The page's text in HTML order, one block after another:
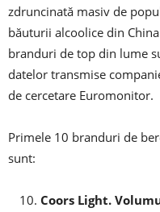
zdruncinată masiv de
băuturii alcoolice din
branduri de top din lume
datelor transmise
de cercetare Euromonitor.
Primele 10 branduri de
sunt:
Coors Light.